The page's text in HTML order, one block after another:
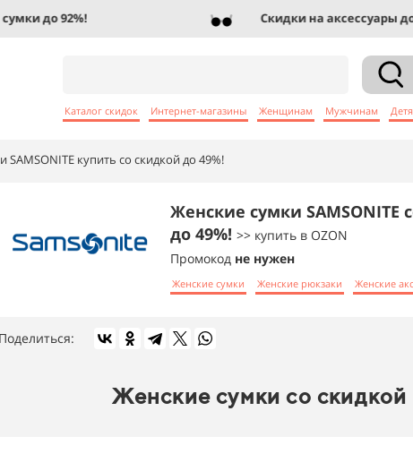
до 92%! Скидки на аксессуары до
Каталог скидок Интернет-магазины Женщинам Мужчинам
SAMSONITE купить со скидкой до 49%!
Женские сумки SAMSONITE
до 49%! >> купить в OZON
Промокод не нужен
Женские сумки Женские рюкзаки Женские
Поделиться:
Женские сумки со скидкой